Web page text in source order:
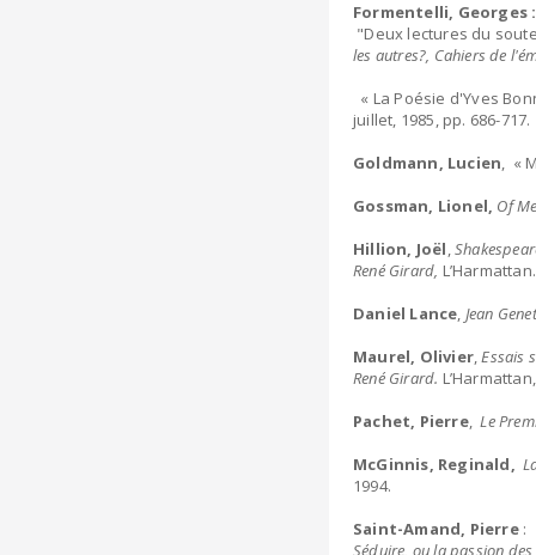
Formentelli, Georges :
"Deux lectures du
les autres?, Cahiers de
« La Poésie d'Yves
juillet, 1985, pp. 686-717.
Goldmann, Lucien, «
Gossman, Lionel, Of
Hillion, Joël,
René Girard, L’Harmattan.
Daniel Lance, Jean
Maurel, Olivier,Essais
René Girard.
Pachet, Pierre,Le
McGinnis, Reginald,
1994.
Saint-Amand, Pierre:
Séduire, ou la passion